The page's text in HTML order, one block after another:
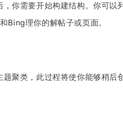
你需要开始构建结构。你可以
Bing理你的解帖子或页面。
聚类，此过程将使你能够稍后